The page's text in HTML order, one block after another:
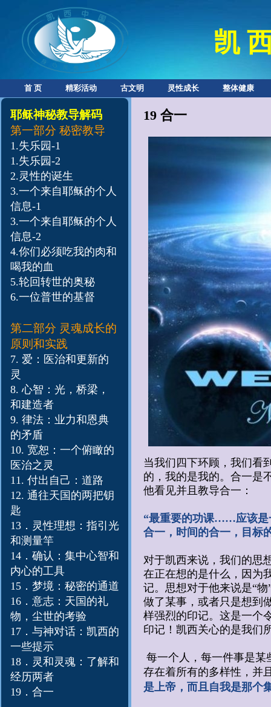
凯
首 页 精彩活动 古文明 灵性成长 整体健康
19 合一
当我们四下环顾，我们看
的，我的是我的。合一是
他看见并且教导合一：
“最重要的功课……应该
合一，时间的合一，目
对于凯西来说，我们的思
在正在想的是什么，因为
记。思想对于他来说是“
做了某事，或者只是想到
样强烈的印记。这是一个
印记！凯西关心的是我们
每一个人，每一件事是某
存在着所有的多样性，并
是上帝，而且自我是那个
耶稣神秘教导解码
第一部分 秘密教导
1.失乐园-1
1.失乐园-2
2.灵性的诞生
3.一个来自耶稣的个人
信息-1
3.一个来自耶稣的个人
信息-2
4.你们必须吃我的肉和
喝我的血
5.轮回转世的奥秘
6.一位普世的基督
第二部分 灵魂成长的
原则和实践
7. 爱：医治和更新的
灵
8. 心智：光，桥梁，
和建造者
9. 律法：业力和恩典
的矛盾
10. 宽恕：一个俯瞰的
医治之灵
11.​ 付出自己：道路
12.​ 通往天国的两把钥
匙
13．灵性理想：指引光
和测量竿
14．确认：集中心智和
内心的工具
15．梦境：秘密的通道
16．意志：天国的礼
物，尘世的考验
17．与神对话：凯西的
一些提示
18．灵和灵魂：了解和
经历两者
19．合一